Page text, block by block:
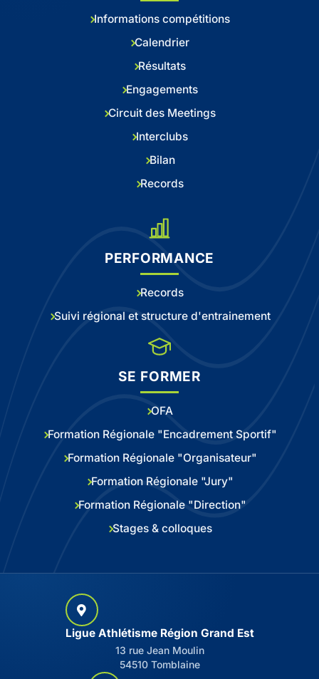
Informations compétitions
Calendrier
Résultats
Engagements
Circuit des Meetings
Interclubs
Bilan
Records
PERFORMANCE
Records
Suivi régional et structure d'entrainement
SE FORMER
OFA
Formation Régionale "Encadrement Sportif"
Formation Régionale "Organisateur"
Formation Régionale "Jury"
Formation Régionale "Direction"
Stages & colloques
Ligue Athlétisme Région Grand Est
13 rue Jean Moulin
54510 Tomblaine